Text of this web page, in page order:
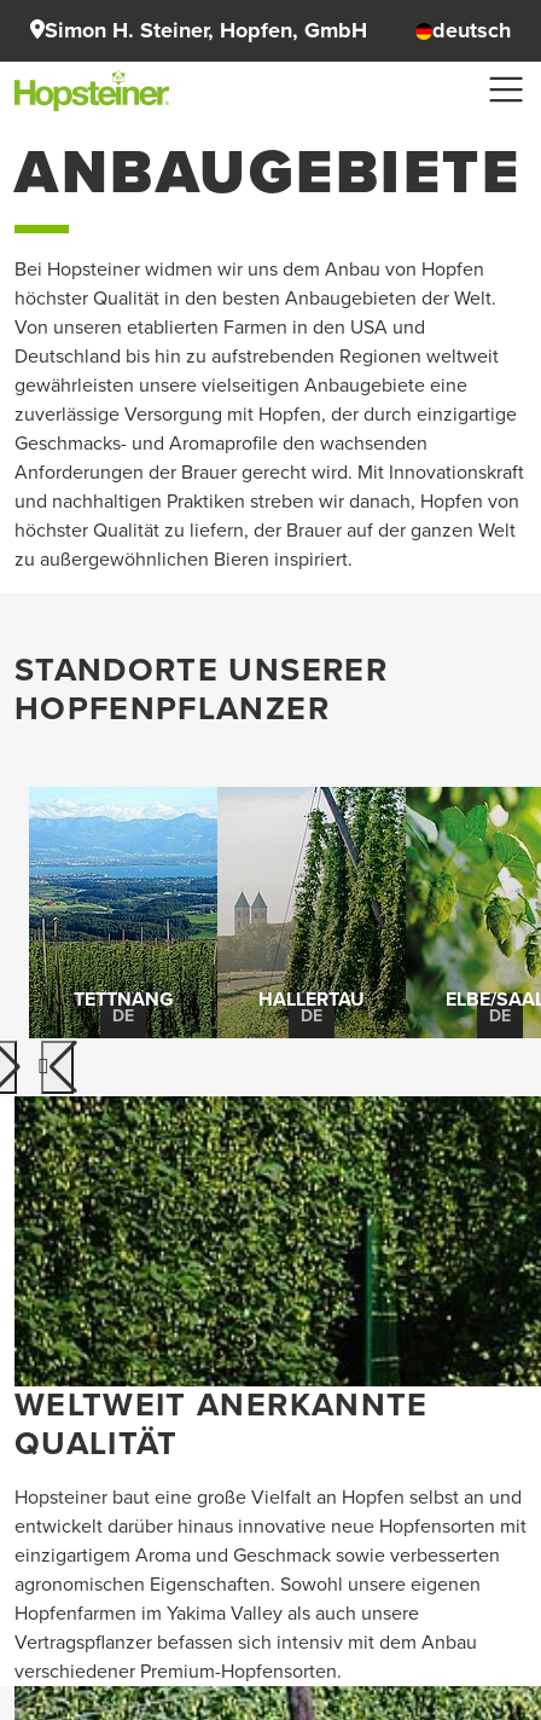
Simon H. Steiner, Hopfen, GmbH deutsch
ANBAUGEBIETE
Bei Hopsteiner widmen wir uns dem Anbau von Hopfen
höchster Qualität in den besten Anbaugebieten der Welt.
Von unseren etablierten Farmen in den USA und
Deutschland bis hin zu aufstrebenden Regionen weltweit
gewährleisten unsere vielseitigen Anbaugebiete eine
zuverlässige Versorgung mit Hopfen, der durch einzigartige
Geschmacks- und Aromaprofile den wachsenden
Anforderungen der Brauer gerecht wird. Mit Innovationskraft
und nachhaltigen Praktiken streben wir danach, Hopfen von
höchster Qualität zu liefern, der Brauer auf der ganzen Welt
zu außergewöhnlichen Bieren inspiriert.
STANDORTE UNSERER
HOPFENPFLANZER
TETTNANG
DE
HALLERTAU
DE
ELBE/
DE
WELTWEIT ANERKANNTE
QUALITÄT
Hopsteiner baut eine große Vielfalt an Hopfen selbst an und
entwickelt darüber hinaus innovative neue Hopfensorten mit
einzigartigem Aroma und Geschmack sowie verbesserten
agronomischen Eigenschaften. Sowohl unsere eigenen
Hopfenfarmen im Yakima Valley als auch unsere
Vertragspflanzer befassen sich intensiv mit dem Anbau
verschiedener Premium-Hopfensorten.